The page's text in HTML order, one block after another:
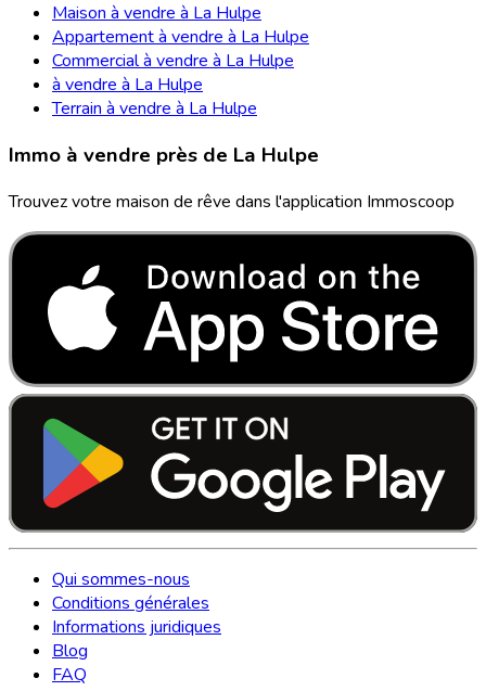
Maison à vendre à La Hulpe
Appartement à vendre à La Hulpe
Commercial à vendre à La Hulpe
à vendre à La Hulpe
Terrain à vendre à La Hulpe
Immo à vendre près de La Hulpe
Trouvez votre maison de rêve dans l'application Immoscoop
Qui sommes-nous
Conditions générales
Informations juridiques
Blog
FAQ